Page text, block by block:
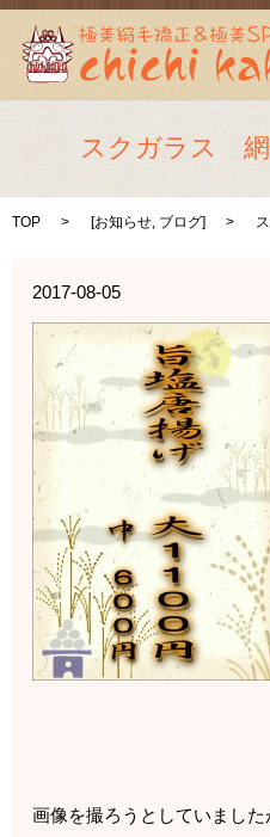
スクガラス 網
TOP [お知らせ, ブログ]
2017-08-05
画像を撮ろうとしていました